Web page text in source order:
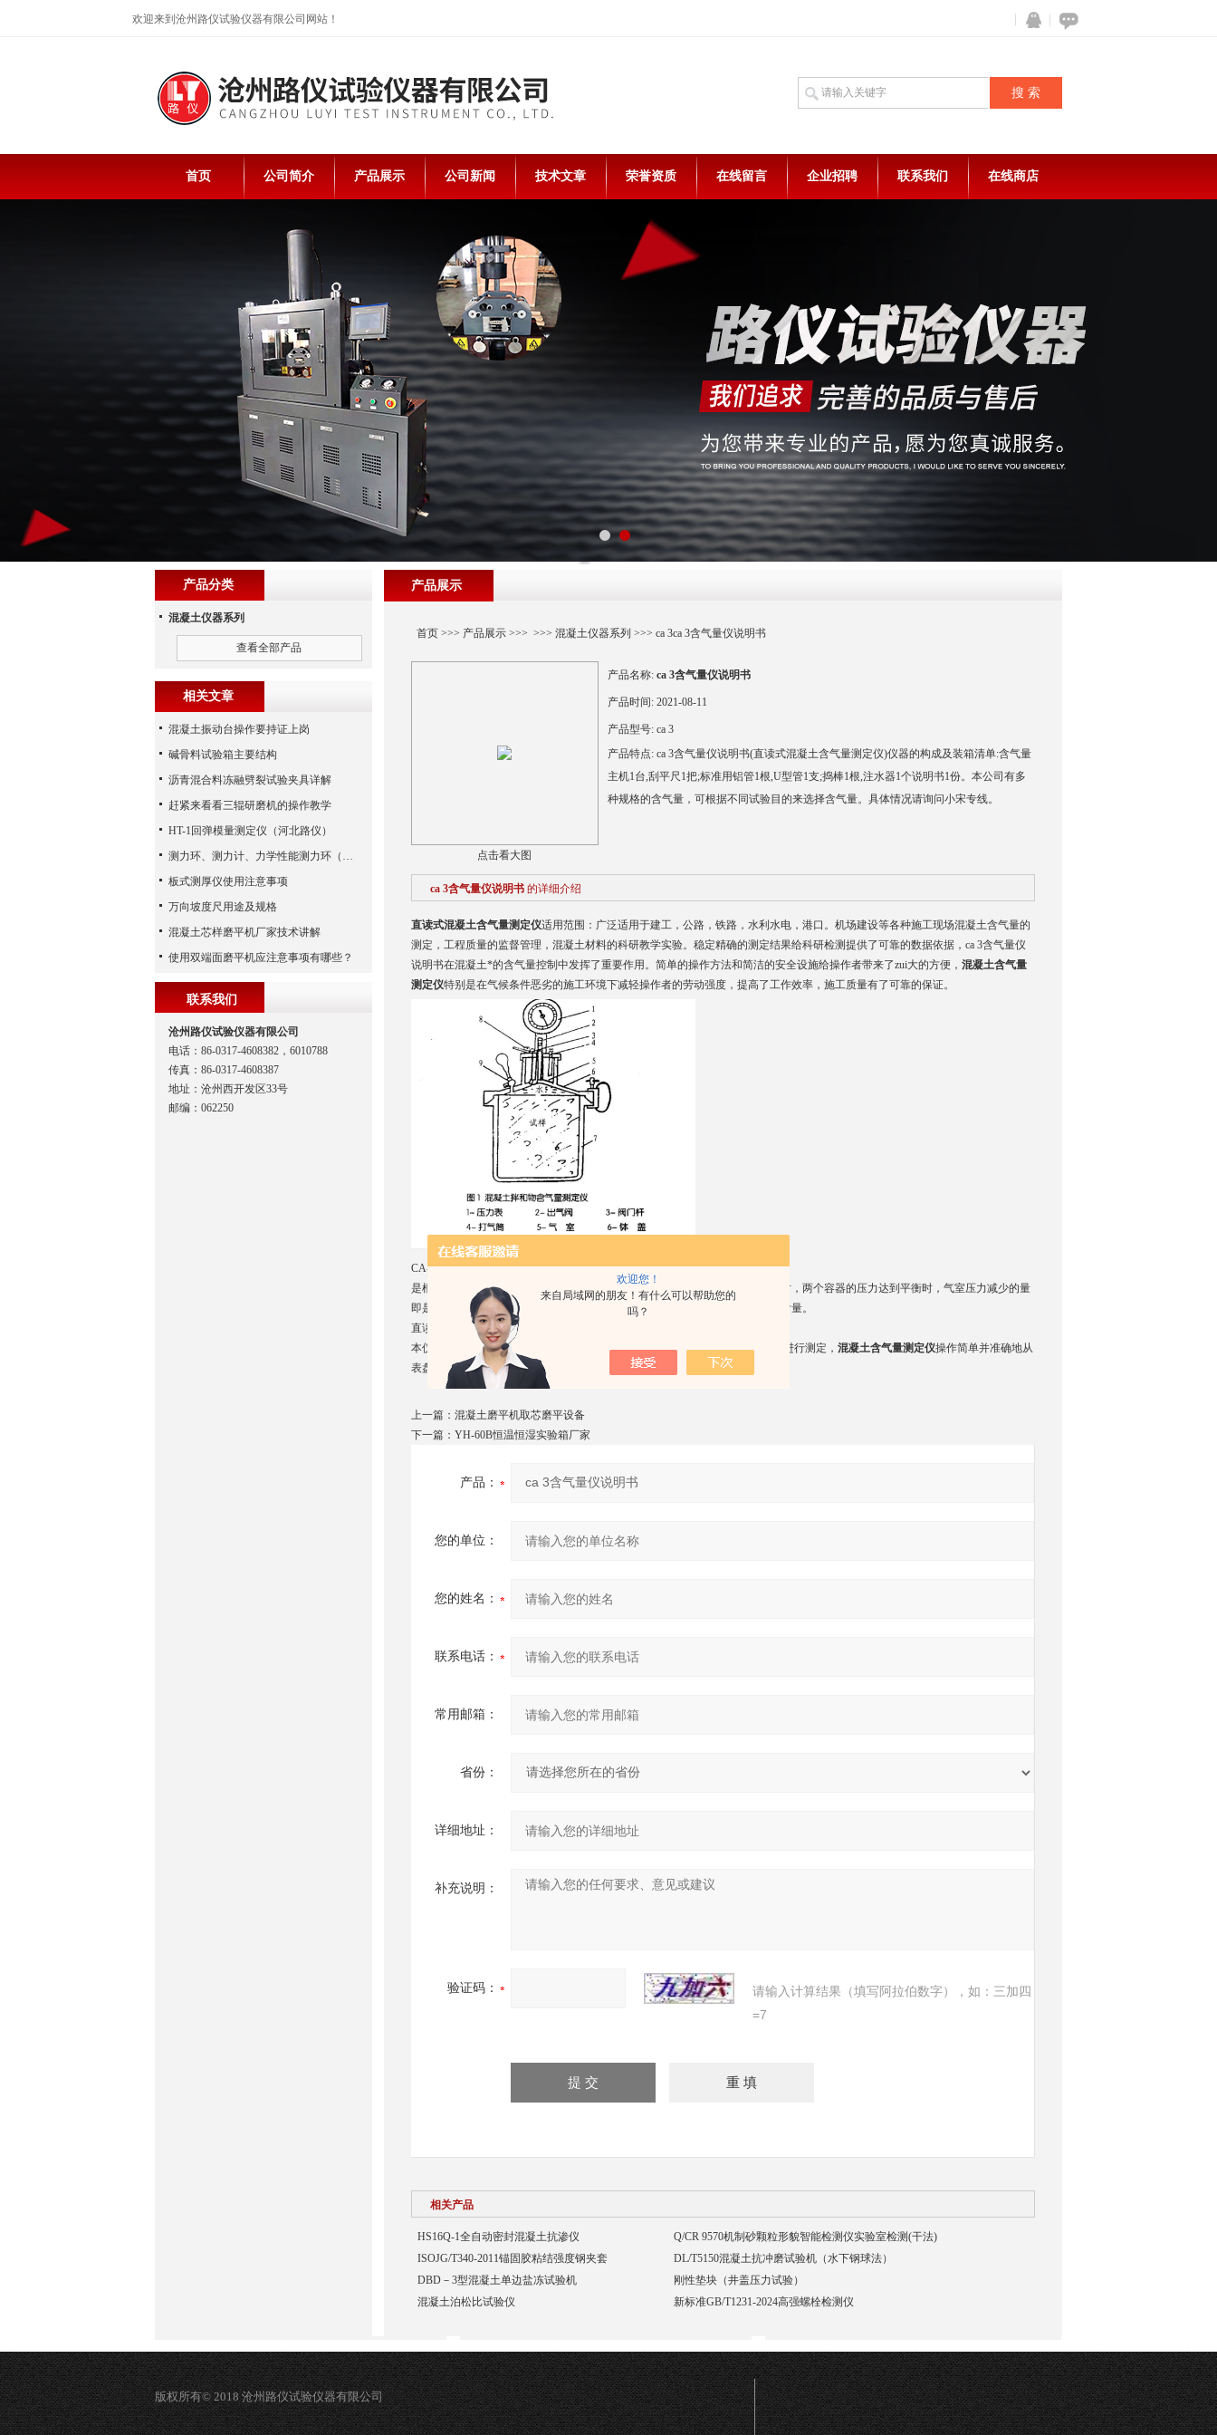
欢迎您！
来自局域网的朋友！有什么可以帮助您的
吗？
欢迎来到沧州路仪试验仪器有限公司网站！
在线咨
QQ
首页 公司简介 产品展示 公司新闻 技术文章 荣誉资质 在线留言 企业招聘 联系我们 在线商店
产品展示
首页>>> 产品展示>>> >>> 混凝土仪器系列 >>> ca 3ca 3含气量仪说明书
点击看大图
产品名称: ca 3含气量仪说明书
产品时间: 2021-08-11
产品型号: ca 3
产品特点: ca 3含气量仪说明书(直读式混凝土含气量测定仪)仪器的构成及装箱清单:含气量
主机1台,刮平尺1把;标准用铝管1根,U型管1支;捣棒1根,注水器1个说明书1份。本公司有多
种规格的含气量，可根据不同试验目的来选择含气量。具体情况请询问小宋专线。
ca 3含气量仪说明书 的详细介绍
直读式混凝土含气量测定仪适用范围：广泛适用于建工，公路，铁路，水利水电，港口。机场建设等各种施工现场混凝土含气量的
测定，工程质量的监督管理，混凝土材料的科研教学实验。稳定精确的测定结果给科研检测提供了可靠的数据依据，ca 3含气量仪
说明书在混凝土*的含气量控制中发挥了重要作用。简单的操作方法和简洁的安全设施给操作者带来了zui大的方便， 混凝土含气量
测定仪特别是在气候条件恶劣的施工环境下减轻操作者的劳动强度，提高了工作效率，施工质量有了可靠的保证。
CA-3型直读式混凝土含气量测定仪测定原理：
是根据气态方程，保持一定压力的气室和装满试料的容器之间，开闭压力平衡时，两个容器的压力达到平衡时，气室压力减少的量
即是砂浆中的空气含量所占的百分比，在压力表上表示出的即是试料中的空气含量。
直读式混凝土含气量测定仪概述
本仪器（如图）是采用气压法测定混凝土中的含气量。可注水,无注水两种方式进行测定， 混凝土含气量测定仪操作简单并准确地从
表盘上直读出含气量值。注水式测定读黑色刻度，无注水式测定读红色刻度。
上一篇： 混凝土磨平机取芯磨平设备
下一篇： YH-60B恒温恒湿实验箱厂家
产品：
您的单位：
您的姓名：
联系电话：
常用邮箱：
省份：
详细地址：
补充说明：
验证码：
请输入计算结果（填写阿拉伯数字），如：三加四
=7
相关产品
HS16Q-1全自动密封混凝土抗渗仪
Q/CR 9570机制砂颗粒形貌智能检测仪实验室检测(干法)
ISOJG/T340-2011锚固胶粘结强度钢夹套
DL/T5150混凝土抗冲磨试验机（水下钢球法）
DBD－3型混凝土单边盐冻试验机
刚性垫块（井盖压力试验）
混凝土泊松比试验仪
新标准GB/T1231-2024高强螺栓检测仪
产品分类
混凝土仪器系列
查看全部产品
相关文章
混凝土振动台操作要持证上岗
碱骨料试验箱主要结构
沥青混合料冻融劈裂试验夹具详解
赶紧来看看三辊研磨机的操作教学
HT-1回弹模量测定仪（河北路仪）
测力环、测力计、力学性能测力环（河北路仪）
板式测厚仪使用注意事项
万向坡度尺用途及规格
混凝土芯样磨平机厂家技术讲解
使用双端面磨平机应注意事项有哪些？
联系我们
沧州路仪试验仪器有限公司
电话：86-0317-4608382，6010788
传真：86-0317-4608387
地址：沧州西开发区33号
邮编：062250
版权所有© 2018 沧州路仪试验仪器有限公司